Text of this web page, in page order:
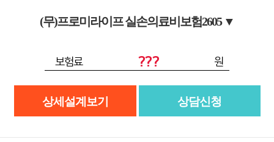
(무)프로미라이프 실손의료비보험2605 ▼
보험료 ??? 원
상세설계보기 상담신청